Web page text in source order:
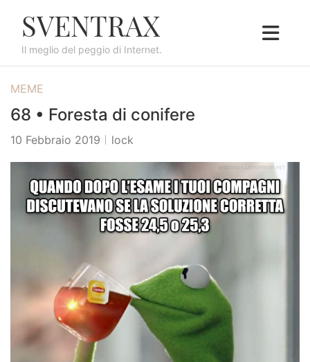
SVENTRAX
Il meglio del peggio di Internet.
MEME
68 • Foresta di conifere
10 Febbraio 2019 lock